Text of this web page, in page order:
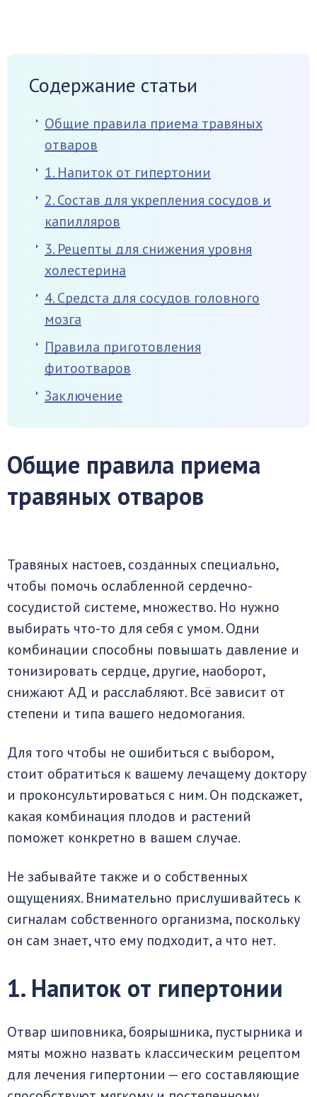
Содержание статьи
Общие правила приема травяных
отваров
1. Напиток от гипертонии
2. Состав для укрепления сосудов и
капилляров
3. Рецепты для снижения уровня
холестерина
4. Средста для сосудов головного
мозга
Правила приготовления
фитоотваров
Заключение
Общие правила приема
травяных отваров
Травяных настоев, созданных специально,
чтобы помочь ослабленной сердечно-
сосудистой системе, множество. Но нужно
выбирать что-то для себя с умом. Одни
комбинации способны повышать давление и
тонизировать сердце, другие, наоборот,
снижают АД и расслабляют. Всё зависит от
степени и типа вашего недомогания.
Для того чтобы не ошибиться с выбором,
стоит обратиться к вашему лечащему доктору
и проконсультироваться с ним. Он подскажет,
какая комбинация плодов и растений
поможет конкретно в вашем случае.
Не забывайте также и о собственных
ощущениях. Внимательно прислушивайтесь к
сигналам собственного организма, поскольку
он сам знает, что ему подходит, а что нет.
1. Напиток от гипертонии
Отвар шиповника, боярышника, пустырника и
мяты можно назвать классическим рецептом
для лечения гипертонии — его составляющие